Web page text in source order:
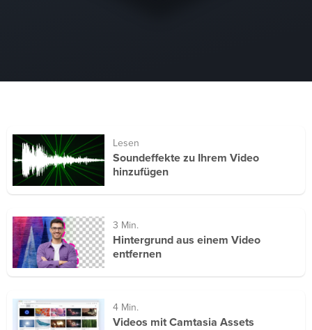
Lesen
Soundeffekte zu Ihrem Video
hinzufügen
3 Min.
Hintergrund aus einem Video
entfernen
4 Min.
Videos mit Camtasia Assets